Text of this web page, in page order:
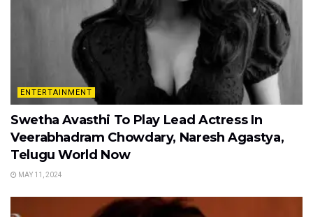
ENTERTAINMENT
Swetha Avasthi To Play Lead Actress In
Veerabhadram Chowdary, Naresh Agastya,
Telugu World Now
MAY 11, 2024